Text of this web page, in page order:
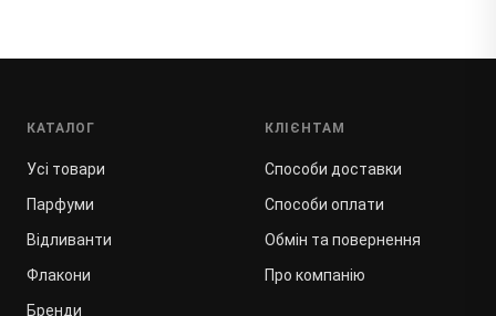
КАТАЛОГ
Усі товари
Парфуми
Відливанти
Флакони
Бренди
КЛІЄНТАМ
Способи доставки
Способи оплати
Обмін та повернення
Про компанію